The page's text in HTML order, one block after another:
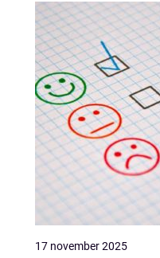
17 november 2025